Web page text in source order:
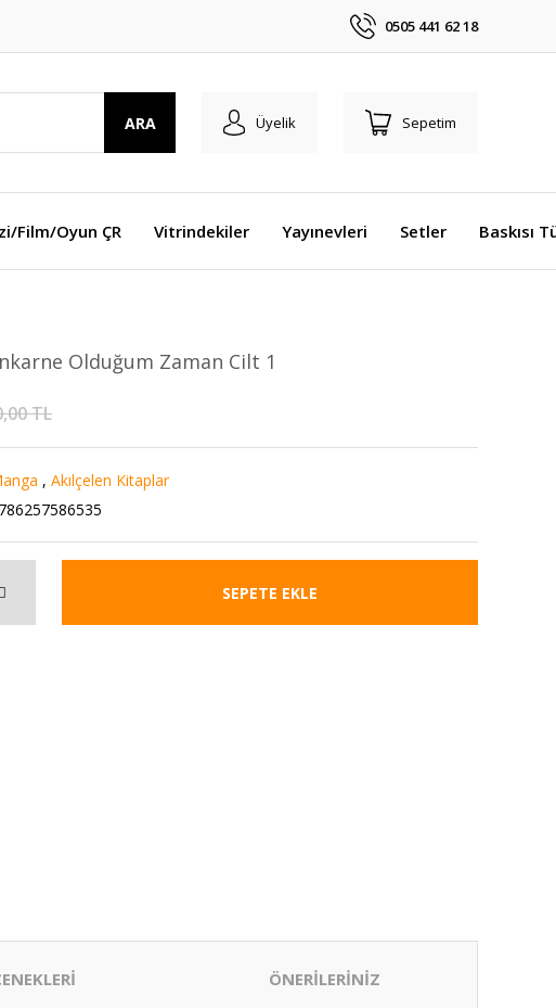
0505 441 62 18
ARA Üyelik Sepetim
Film/Oyun ÇR Vitrindekiler Yayınevleri Setler Baskısı
Olduğum Zaman Cilt 1
TL
, Akılçelen Kitaplar
SEPETE EKLE
ÖNERİLERİNİZ